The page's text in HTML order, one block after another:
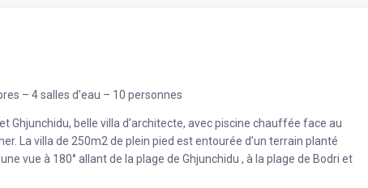
– 4 salles d’eau – 10 personnes
Ghjunchidu, belle villa d’architecte, avec piscine chauffée face au
La villa de 250m2 de plein pied est entourée d’un terrain planté
vue à 180° allant de la plage de Ghjunchidu , à la plage de Bodri et